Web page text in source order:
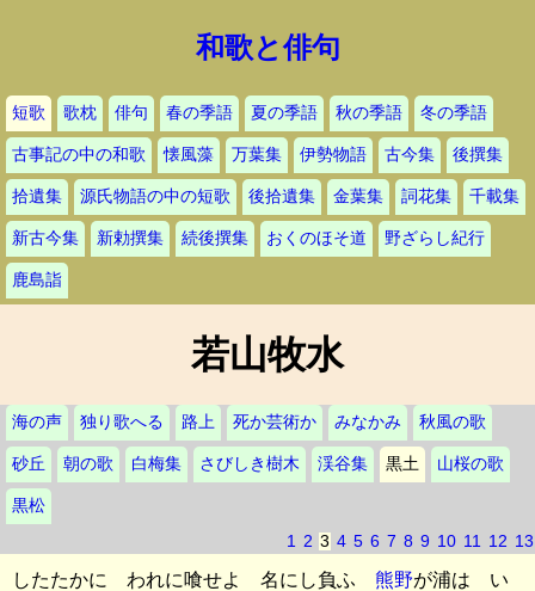
和歌と俳句
短歌 歌枕 俳句 春の季語 夏の季語 秋の季語 冬の季語
古事記の中の和歌 懐風藻 万葉集 伊勢物語 古今集 後撰集
拾遺集 源氏物語の中の短歌 後拾遺集 金葉集 詞花集 千載集
新古今集 新勅撰集 続後撰集 おくのほそ道 野ざらし紀行
鹿島詣
若山牧水
海の声 独り歌へる 路上 死か芸術か みなかみ 秋風の歌
砂丘 朝の歌 白梅集 さびしき樹木 渓谷集 黒土 山桜の歌
黒松
1 2 3 4 5 6 7 8 9 10 11 12 13
したたかに われに喰せよ 名にし負ふ 熊野が浦は い